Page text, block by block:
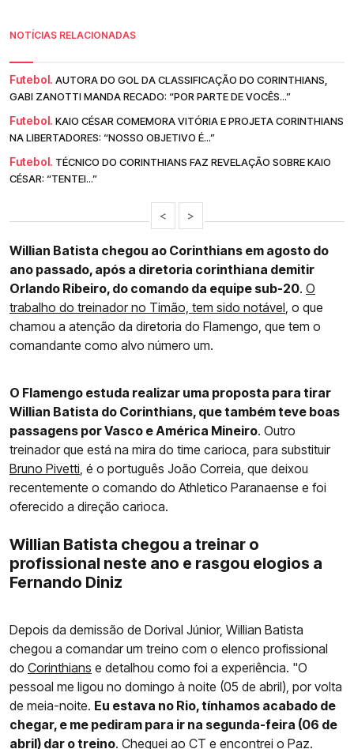
NOTÍCIAS RELACIONADAS
Futebol. AUTORA DO GOL DA CLASSIFICAÇÃO DO CORINTHIANS,
GABI ZANOTTI MANDA RECADO: “POR PARTE DE VOCÊS...”
Futebol. KAIO CÉSAR COMEMORA VITÓRIA E PROJETA CORINTHIANS
NA LIBERTADORES: “NOSSO OBJETIVO É...”
Futebol. TÉCNICO DO CORINTHIANS FAZ REVELAÇÃO SOBRE KAIO
CÉSAR: “TENTEI...”
< >
Willian Batista chegou ao Corinthians em agosto do
ano passado, após a diretoria corinthiana demitir
Orlando Ribeiro, do comando da equipe sub-20. O
trabalho do treinador no Timão, tem sido notável , o que
chamou a atenção da diretoria do Flamengo, que tem o
comandante como alvo número um.
O Flamengo estuda realizar uma proposta para tirar
Willian Batista do Corinthians, que também teve boas
passagens por Vasco e América Mineiro. Outro
treinador que está na mira do time carioca, para substituir
Bruno Pivetti , é o português João Correia, que deixou
recentemente o comando do Athletico Paranaense e foi
oferecido a direção carioca.
Willian Batista chegou a treinar o
profissional neste ano e rasgou elogios a
Fernando Diniz
Depois da demissão de Dorival Júnior, Willian Batista
chegou a comandar um treino com o elenco profissional
do Corinthians e detalhou como foi a experiência. "O
pessoal me ligou no domingo à noite (05 de abril), por volta
de meia-noite. Eu estava no Rio, tínhamos acabado de
chegar, e me pediram para ir na segunda-feira (06 de
abril) dar o treino. Cheguei ao CT e encontrei o Paz.